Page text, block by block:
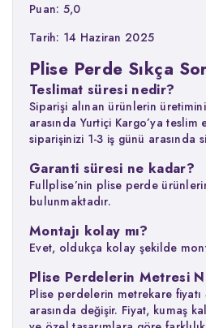
Puan: 5,0
Tarih: 14 Haziran 2025
Plise Perde Sıkça
Teslimat süresi nedir?
Siparişi alınan ürünlerin
arasında Yurtiçi Kargo’ya
siparişinizi 1-3 iş günü arasında
Garanti süresi ne kadar?
Fullplise’nin plise perde
bulunmaktadır.
Montajı kolay mı?
Evet, oldukça kolay şekilde
Plise Perdelerin Metresi
Plise perdelerin metrekare
arasında değişir. Fiyat, kumaş